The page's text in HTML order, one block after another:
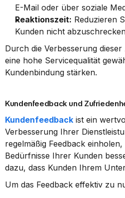
E-Mail oder über soziale
Reaktionszeit: Reduzieren
Kunden nicht
Durch die Verbesserung
eine hohe Servicequalität
Kundenbindung stärken.
Kundenfeedback und
Kundenfeedback ist ein
Verbesserung Ihrer
regelmäßig Feedback
Bedürfnisse Ihrer Kunden
dazu, dass Kunden Ihrem
Um das Feedback effektiv zu